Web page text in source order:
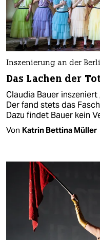
Inszenierung an der
Das Lachen der
Claudia Bauer inszeniert
Der fand stets das
Dazu findet Bauer kein
Von Katrin Bettina Müller